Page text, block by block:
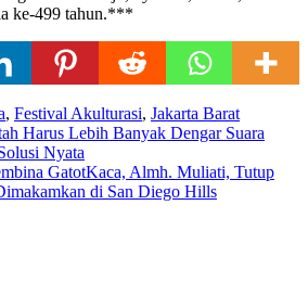
ke-499 tahun.***
, Festival Akulturasi, Jakarta Barat
Harus Lebih Banyak Dengar Suara
Nyata
GatotKaca, Almh. Muliati, Tutup
di San Diego Hills